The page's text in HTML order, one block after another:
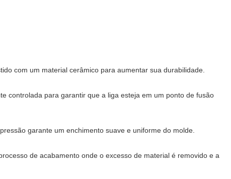
com um material cerâmico para aumentar sua durabilidade.
controlada para garantir que a liga esteja em um ponto de fusão
garante um enchimento suave e uniforme do molde.
de acabamento onde o excesso de material é removido e a